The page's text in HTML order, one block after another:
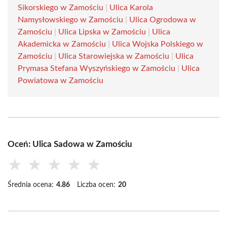
Sikorskiego w Zamościu
Ulica Karola
Namysłowskiego w Zamościu
Ulica Ogrodowa w
Zamościu
Ulica Lipska w Zamościu
Ulica
Akademicka w Zamościu
Ulica Wojska Polskiego w
Zamościu
Ulica Starowiejska w Zamościu
Ulica
Prymasa Stefana Wyszyńskiego w Zamościu
Ulica
Powiatowa w Zamościu
Oceń: Ulica Sadowa w Zamościu
★ ★ ★ ★ ★
Średnia ocena: 4.86 Liczba ocen: 20